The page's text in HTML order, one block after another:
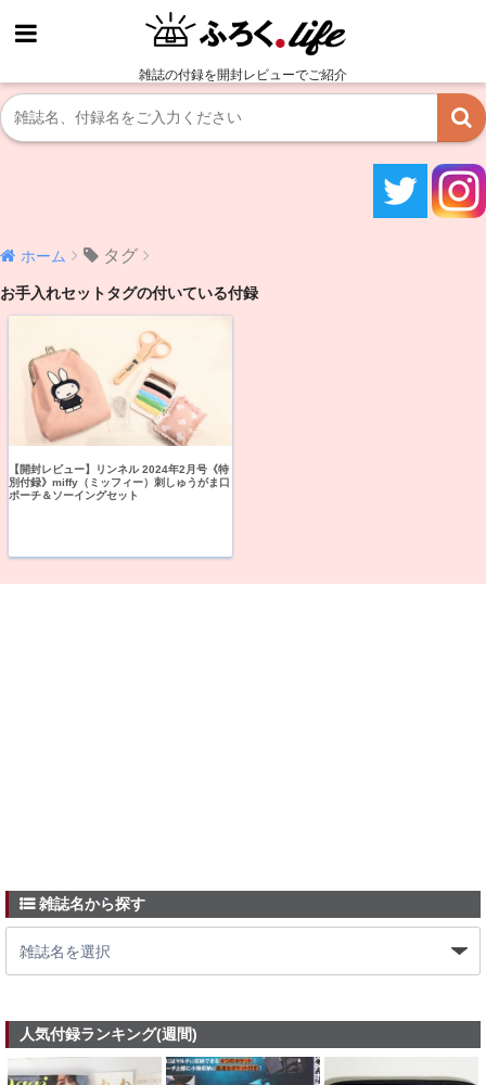
雑誌の付録を開封レビューでご紹介
ホーム タグ
お手入れセットタグの付いている付録
【開封レビュー】リンネル 2024年2月号《特
別付録》miffy（ミッフィー）刺しゅうがま口
ポーチ＆ソーイングセット
雑誌名から探す
人気付録ランキング(週間)